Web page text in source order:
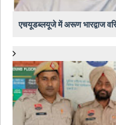
एचयूडब्लयूजे में अरूण भारद्वाज